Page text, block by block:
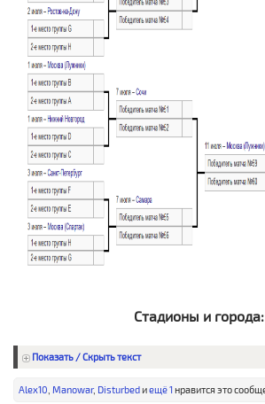
Стадионы и города:
Показать / Скрыть текст
Alex10 Manowar, Disturbedиещё 1нравится это